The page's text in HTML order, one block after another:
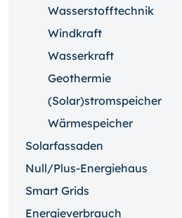
Wasserstofftechnik
Windkraft
Wasserkraft
Geothermie
(Solar)stromspeicher
Wärmespeicher
Solarfassaden
Null/Plus-Energiehaus
Smart Grids
Energieverbrauch